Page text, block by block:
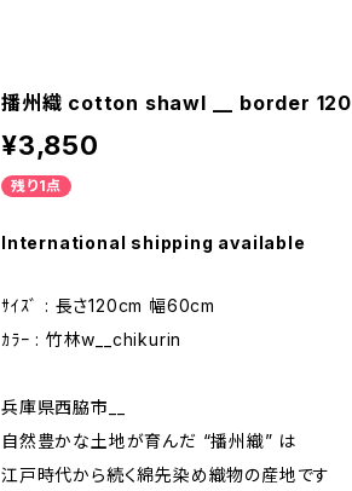
播州織 cotton shawl __ border 120
¥3,850
残り1点
International shipping available
ｻｲｽﾞ : 長さ120cm 幅60cm
ｶﾗｰ : 竹林w__chikurin
兵庫県西脇市__
自然豊かな土地が育んだ “播州織” は
江戸時代から続く綿先染め織物の産地です